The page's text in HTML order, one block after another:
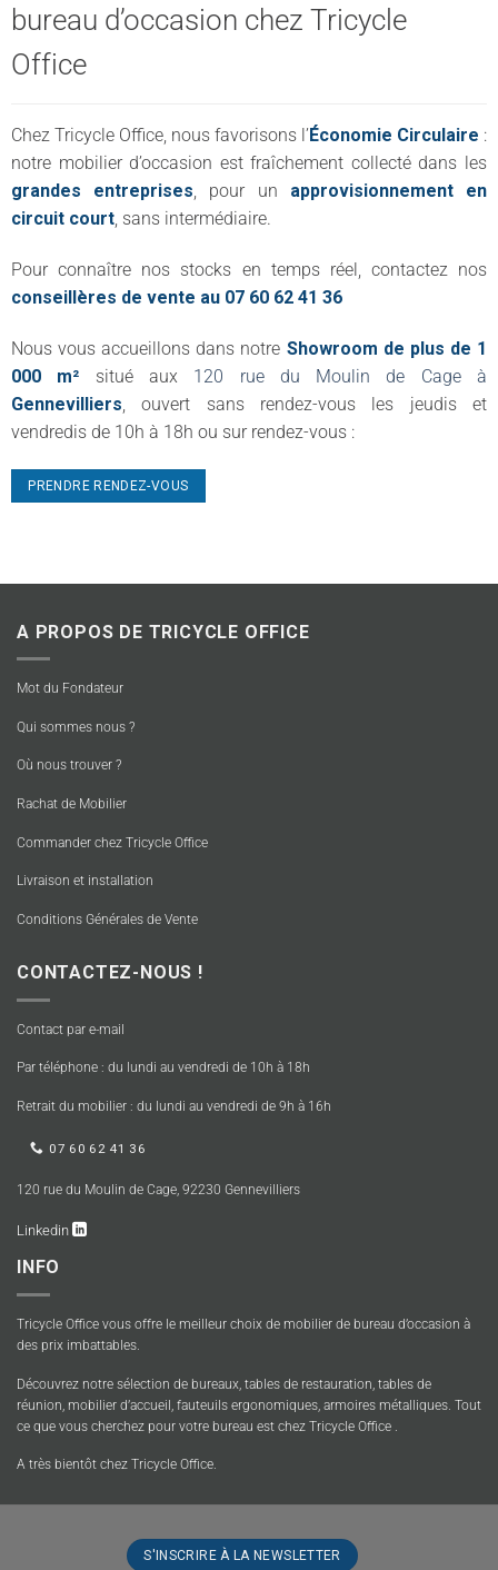
bureau d’occasion chez Tricycle
Office
Chez Tricycle Office, nous favorisons l’Économie Circulaire :
notre mobilier d’occasion est fraîchement collecté dans les
grandes entreprises, pour un approvisionnement en
circuit court, sans intermédiaire.
Pour connaître nos stocks en temps réel, contactez nos
conseillères de vente au 07 60 62 41 36
Nous vous accueillons dans notre Showroom de plus de 1
000 m² situé aux 120 rue du Moulin de Cage à
Gennevilliers, ouvert sans rendez-vous les jeudis et
vendredis de 10h à 18h ou sur rendez-vous :
PRENDRE RENDEZ-VOUS
A PROPOS DE TRICYCLE OFFICE
Mot du Fondateur
Qui sommes nous ?
Où nous trouver ?
Rachat de Mobilier
Commander chez Tricycle Office
Livraison et installation
Conditions Générales de Vente
CONTACTEZ-NOUS !
Contact par e-mail
Par téléphone : du lundi au vendredi de 10h à 18h
Retrait du mobilier : du lundi au vendredi de 9h à 16h
07 60 62 41 36
120 rue du Moulin de Cage, 92230 Gennevilliers
Linkedin
INFO
Tricycle Office vous offre le meilleur choix de mobilier de bureau d’occasion à
des prix imbattables.
Découvrez notre sélection de bureaux, tables de restauration, tables de
réunion, mobilier d’accueil, fauteuils ergonomiques, armoires métalliques. Tout
ce que vous cherchez pour votre bureau est chez Tricycle Office .
A très bientôt chez Tricycle Office.
S'INSCRIRE À LA NEWSLETTER